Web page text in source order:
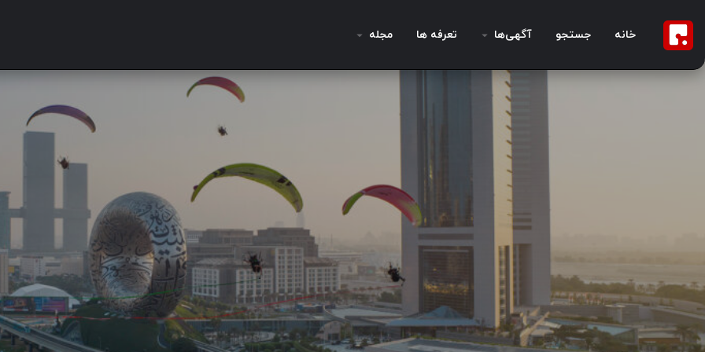
خانه جستجو آگهی‌ها تعرفه ها مجله دبی ران ۲۰۲۶